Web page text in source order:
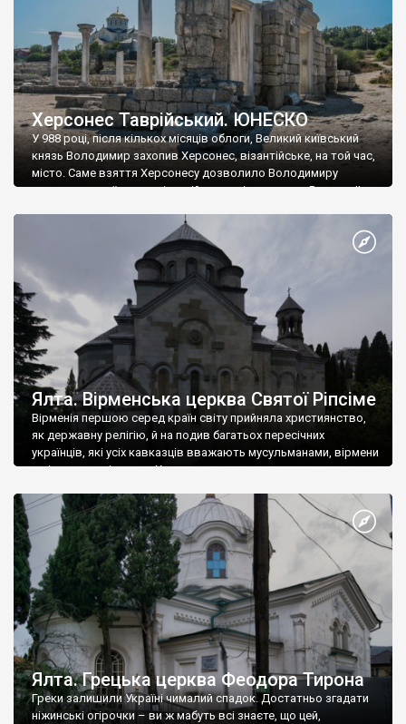
Херсонес Таврійський. ЮНЕСКО
У 988 році, після кількох місяців облоги, Великий київський
князь Володимир захопив Херсонес, візантійське, на той час,
місто. Саме взяття Херсонесу дозволило Володимиру
диктувати свої умови візантійському імператору Василю ІІ, та
Херсонесі Володимир-язичник, став Василем-християнином.
А потім було Хрещення Русі. На честь Херсонесу Таврійського
Ялта. Вірменська церква Святої Ріпсіме
Вірменія першою серед країн світу прийняла християнство,
як державну релігію, й на подив багатьох пересічних
українців, які усіх кавказців вважають мусульманами, вірмени
є відданими вірянами Христа
Ялта. Грецька церква Феодора Тирона
Греки залишили Україні чималий спадок. Достатньо згадати
ніжинські огірочки – ви ж мабуть всі знаєте, що цей,